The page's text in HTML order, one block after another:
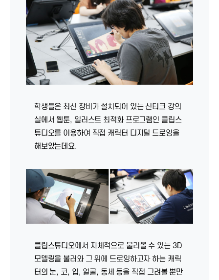
학생들은 최신 장비가 설치되어 있는 신티크 강의
실에서 웹툰, 일러스트 최적화 프로그램인 클립스
튜디오를 이용하여 직접 캐릭터 디지털 드로잉을
해보았는데요.
클립스튜디오에서 자체적으로 불러올 수 있는 3D
모델링을 불러와 그 위에 드로잉하고자 하는 캐릭
터의 눈, 코, 입, 얼굴, 동세 등을 직접 그려볼 뿐만